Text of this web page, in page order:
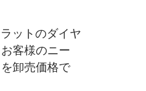
ットのダイヤ
客様のニー
卸売価格で